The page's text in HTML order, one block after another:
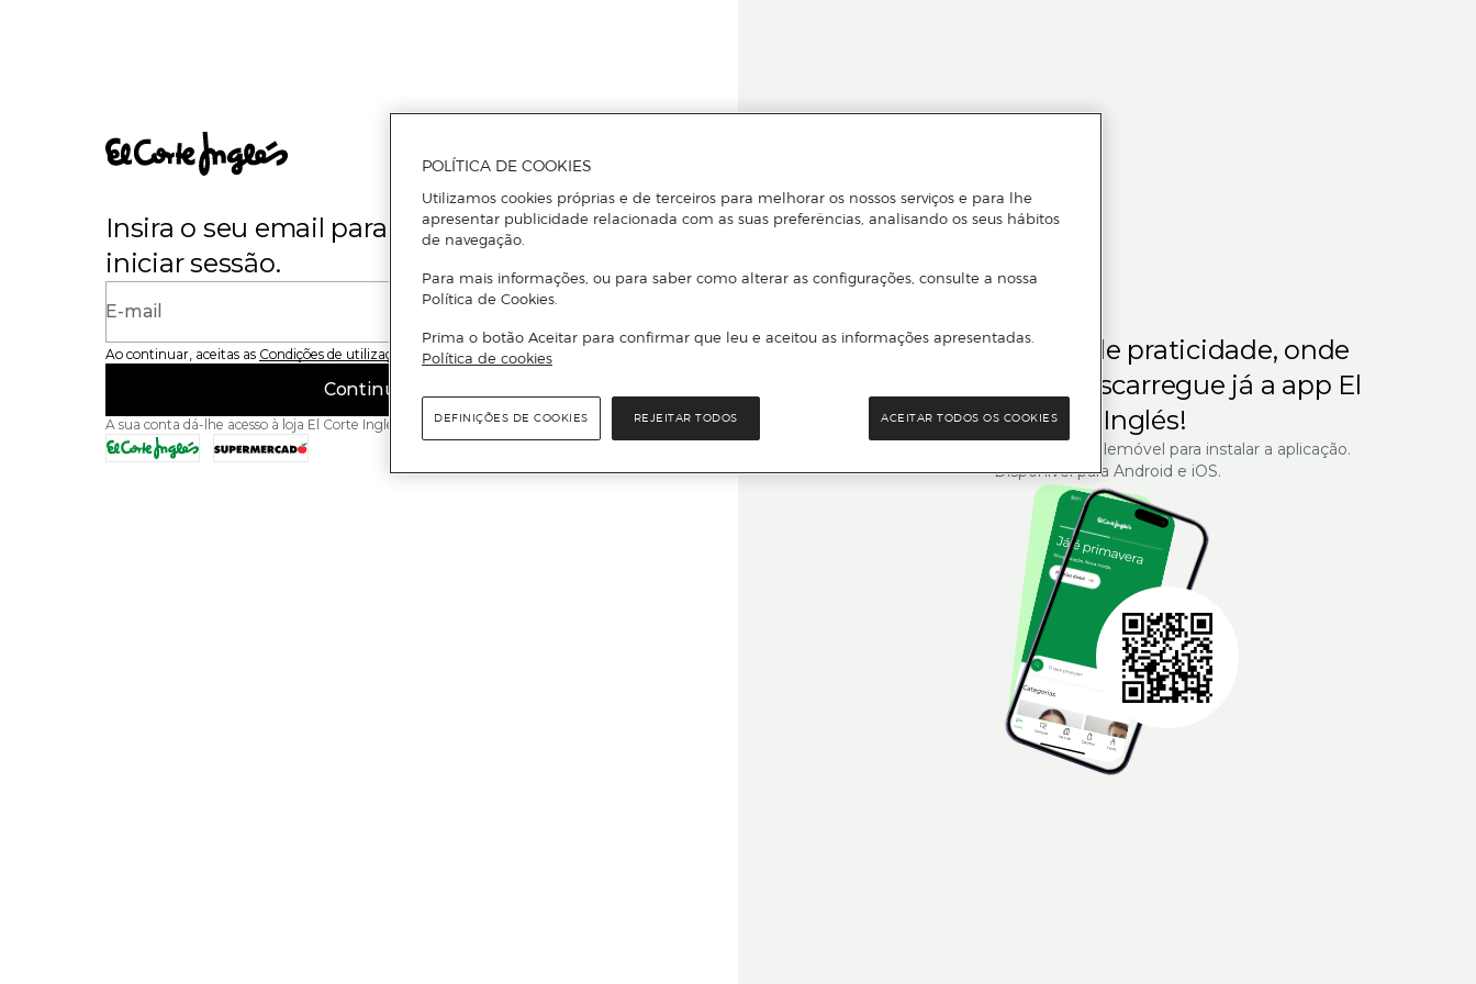
Insira o seu email para se registar ou
iniciar sessão.
E-mail
Ao continuar, aceitas as Condições de utilização do site
Continuar
A sua conta dá-lhe acesso à loja El Corte Inglés e ao Supermercado El Corte Inglés.
Para quem gosta de praticidade, onde
Descarregue já a app El
Corte Inglés!
Leia o código QR com o seu telemóvel para instalar a aplicação.
Disponível para Android e iOS.
POLÍTICA DE COOKIES
Utilizamos cookies próprias e de terceiros para melhorar os nossos serviços e para lhe
apresentar publicidade relacionada com as suas preferências, analisando os seus hábitos
de navegação.
Para mais informações, ou para saber como alterar as configurações, consulte a nossa
Política de Cookies.
Prima o botão Aceitar para confirmar que leu e aceitou as informações apresentadas.
Política de cookies
REJEITAR TODOS ACEITAR TODOS OS COOKIES
DEFINIÇÕES DE COOKIES